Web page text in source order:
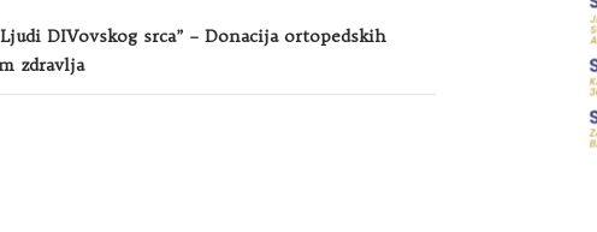
DIVovskog srca” – Donacija ortopedskih
zdravlja